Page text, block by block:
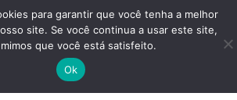
para garantir que você tenha a melhor
site. Se você continua a usar este site,
que você está satisfeito.
Ok